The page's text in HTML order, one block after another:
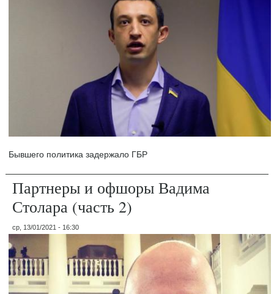
Бывшего политика задержало ГБР
Партнеры и офшоры Вадима
Столара (часть 2)
ср, 13/01/2021 - 16:30